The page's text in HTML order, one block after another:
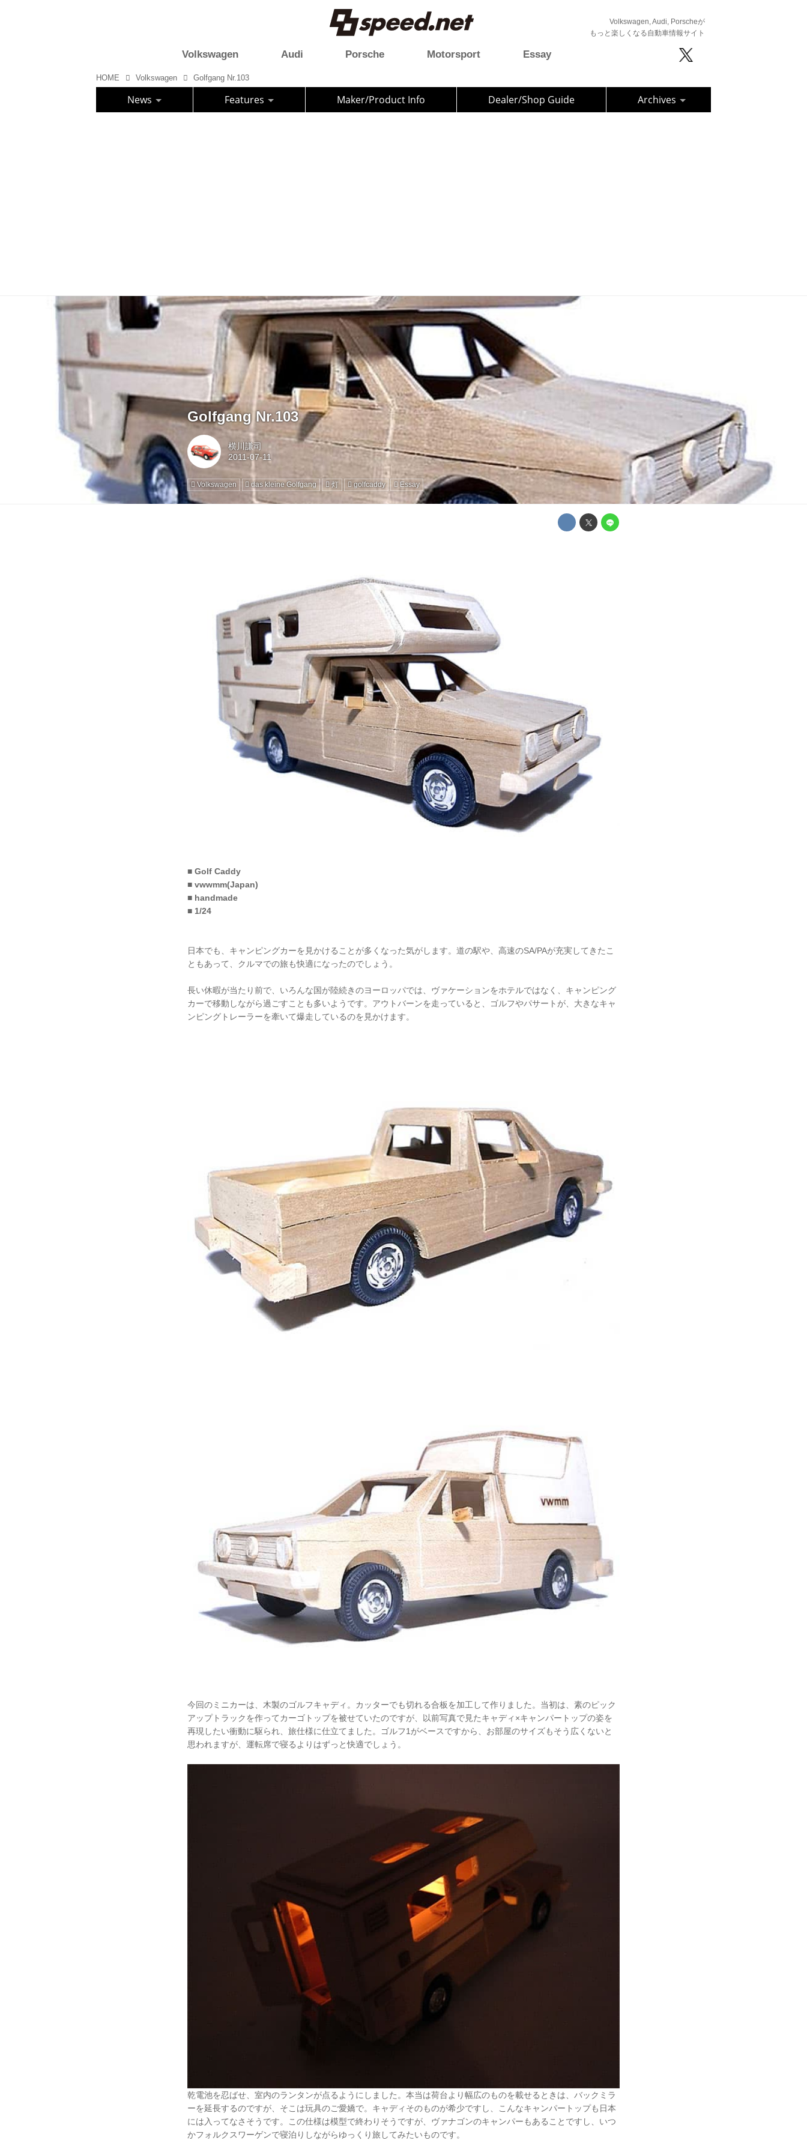
Volkswagen, Audi, Porscheが
もっと楽しくなる自動車情報サイト
Volkswagen Audi Porsche Motorsport Essay
HOME Volkswagen Golfgang Nr.103
News Features Maker/Product Info Dealer/Shop Guide Archives
Golfgang Nr.103
横川謙司
Volkswagen das kleine Golfgang 灯 golfcaddy Essay
■ Golf Caddy
■ vwwmm(Japan)
■ handmade
■ 1/24
日本でも、キャンピングカーを見かけることが多くなった気がします。道の駅や、高速のSA/PAが充実してきたこ
ともあって、クルマでの旅も快適になったのでしょう。
長い休暇が当たり前で、いろんな国が陸続きのヨーロッパでは、ヴァケーションをホテルではなく、キャンピング
カーで移動しながら過ごすことも多いようです。アウトバーンを走っていると、ゴルフやパサートが、大きなキャ
ンピングトレーラーを牽いて爆走しているのを見かけます。
今回のミニカーは、木製のゴルフキャディ。カッターでも切れる合板を加工して作りました。当初は、素のピック
アップトラックを作ってカーゴトップを被せていたのですが、以前写真で見たキャディ×キャンパートップの姿を
再現したい衝動に駆られ、旅仕様に仕立てました。ゴルフ1がベースですから、お部屋のサイズもそう広くないと
思われますが、運転席で寝るよりはずっと快適でしょう。
乾電池を忍ばせ、室内のランタンが点るようにしました。本当は荷台より幅広のものを載せるときは、バックミラ
ーを延長するのですが、そこは玩具のご愛嬌で。キャディそのものが希少ですし、こんなキャンパートップも日本
には入ってなさそうです。この仕様は模型で終わりそうですが、ヴァナゴンのキャンパーもあることですし、いつ
かフォルクスワーゲンで寝泊りしながらゆっくり旅してみたいものです。